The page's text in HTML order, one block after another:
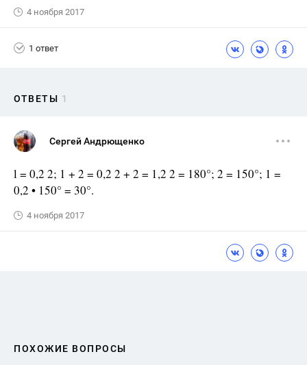
4 ноября 2017
1 ответ
ОТВЕТЫ 1
Сергей Андрющенко
l = 0,2 2; 1 + 2 = 0,2 2 + 2 = 1,2 2 = 180°; 2 = 150°; 1 =
0,2 • 150° = 30°.
4 ноября 2017
ПОХОЖИЕ ВОПРОСЫ